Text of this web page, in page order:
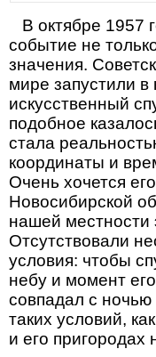
В октябре 1957
событие не
значения.
мире запустили
искусственный
подобное
стала
координаты и
Очень хочется
Новосибирской
нашей местности
Отсутствовали
условия: чтобы
небу и момент
совпадал с
таких условий,
и его